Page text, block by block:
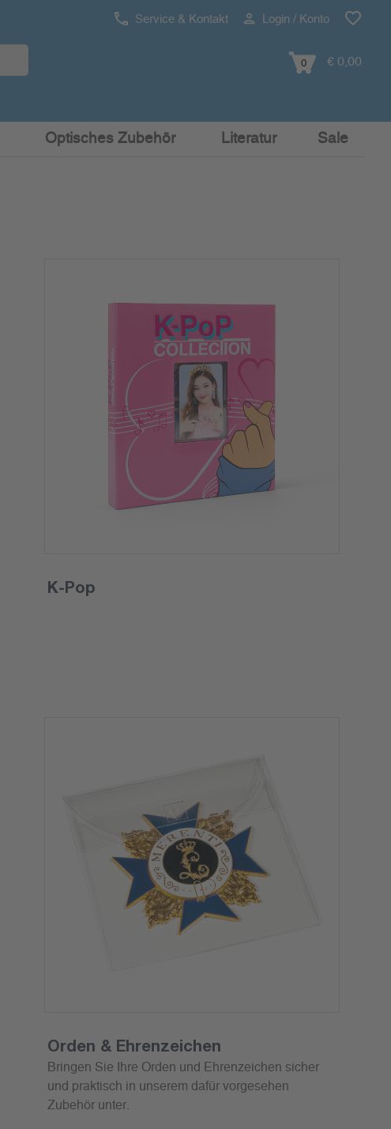
Service & Kontakt Login / Konto
0 € 0,00
Optisches Zubehör Literatur Sale
K-Pop
Orden & Ehrenzeichen
Bringen Sie Ihre Orden und Ehrenzeichen sicher
und praktisch in unserem dafür vorgesehen
Zubehör unter.